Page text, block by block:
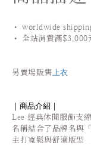
• worldwide
• 全站消費滿$3,000
另賣場販售上衣
｜商品介紹｜
Lee 經典休閒服飾支線
名稱結合了品牌名與
主打寬鬆與舒適版型